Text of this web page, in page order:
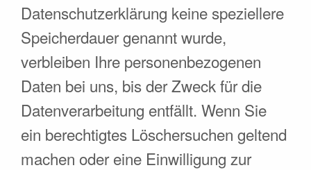
Datenschutzerklärung keine speziellere
Speicherdauer genannt wurde,
verbleiben Ihre personenbezogenen
Daten bei uns, bis der Zweck für die
Datenverarbeitung entfällt. Wenn Sie
ein berechtigtes Löschersuchen geltend
machen oder eine Einwilligung zur